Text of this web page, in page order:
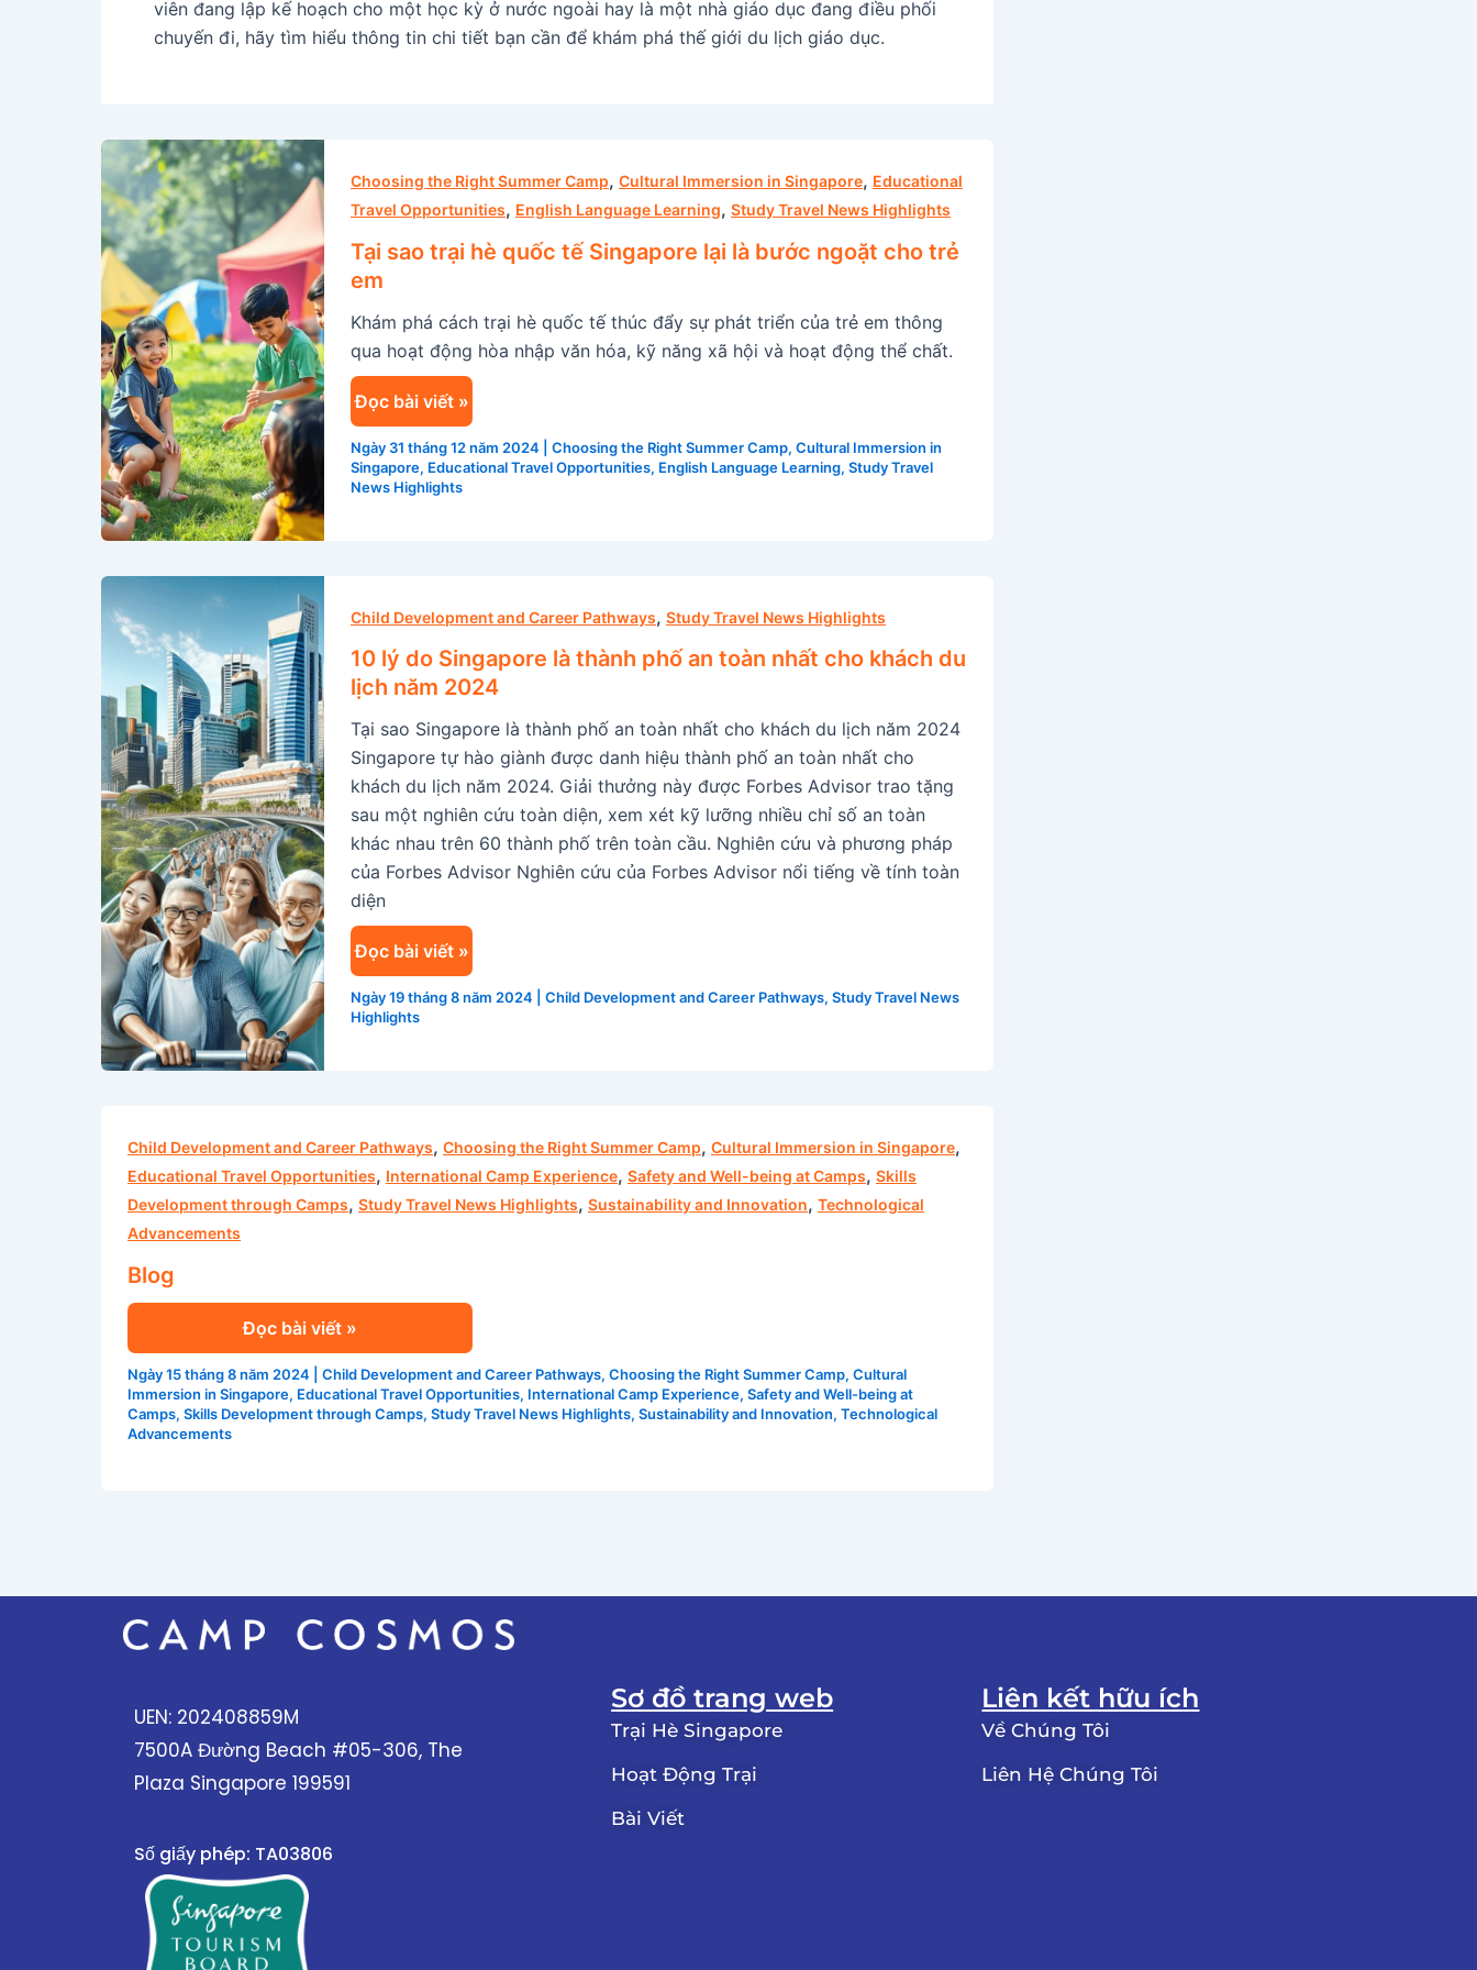
viên đang lập kế hoạch cho một học kỳ ở nước ngoài hay là một nhà giáo dục đang điều phối
chuyến đi, hãy tìm hiểu thông tin chi tiết bạn cần để khám phá thế giới du lịch giáo dục.
Choosing the Right Summer Camp, Cultural Immersion in Singapore, Educational
Travel Opportunities, English Language Learning, Study Travel News Highlights
Tại sao trại hè quốc tế Singapore lại là bước ngoặt cho trẻ
em
Khám phá cách trại hè quốc tế thúc đẩy sự phát triển của trẻ em thông
qua hoạt động hòa nhập văn hóa, kỹ năng xã hội và hoạt động thể chất.
sao
trại
hè
quốc
tế
Singapore
lại
là
bước
ngoặt
cho
trẻ
Đọc bài viết »
Ngày 31 tháng 12 năm 2024 Choosing the Right Summer Camp, Cultural Immersion in
Singapore, Educational Travel Opportunities, English Language Learning, Study Travel
News Highlights
Child Development and Career Pathways, Study Travel News Highlights
10 lý do Singapore là thành phố an toàn nhất cho khách du
lịch năm 2024
Tại sao Singapore là thành phố an toàn nhất cho khách du lịch năm 2024
Singapore tự hào giành được danh hiệu thành phố an toàn nhất cho
khách du lịch năm 2024. Giải thưởng này được Forbes Advisor trao tặng
sau một nghiên cứu toàn diện, xem xét kỹ lưỡng nhiều chỉ số an toàn
khác nhau trên 60 thành phố trên toàn cầu. Nghiên cứu và phương pháp
của Forbes Advisor Nghiên cứu của Forbes Advisor nổi tiếng về tính toàn
diện
lý
do
Singapore
là
thành
phố
an
toàn
nhất
cho
khách
du
lịch
năm
2024
Đọc bài viết »
Ngày 19 tháng 8 năm 2024 Child Development and Career Pathways, Study Travel News
Highlights
Child Development and Career Pathways, Choosing the Right Summer Camp, Cultural Immersion in Singapore,
Educational Travel Opportunities, International Camp Experience, Safety and Well-being at Camps, Skills
Development through Camps, Study Travel News Highlights, Sustainability and Innovation, Technological
Advancements
Blog
Đọc bài viết »
Ngày 15 tháng 8 năm 2024 Child Development and Career Pathways, Choosing the Right Summer Camp, Cultural
Immersion in Singapore, Educational Travel Opportunities, International Camp Experience, Safety and Well-being at
Camps, Skills Development through Camps, Study Travel News Highlights, Sustainability and Innovation, Technological
Advancements
UEN: 202408859M
7500A Đường Beach #05-306, The
Plaza Singapore 199591
Liên kết hữu ích
Về Chúng Tôi
Liên Hệ Chúng Tôi
Sơ đồ trang web
Trại Hè Singapore
Hoạt Động Trại
Bài Viết
Số giấy phép: TA03806